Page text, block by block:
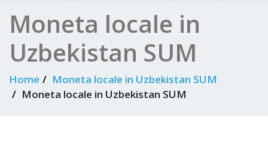
Moneta locale in
Uzbekistan SUM
Home
Moneta locale in Uzbekistan SUM
Moneta locale in Uzbekistan SUM